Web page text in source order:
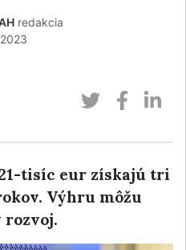
redakcia
tisíc eur získajú tri
Výhru môžu
rozvoj.